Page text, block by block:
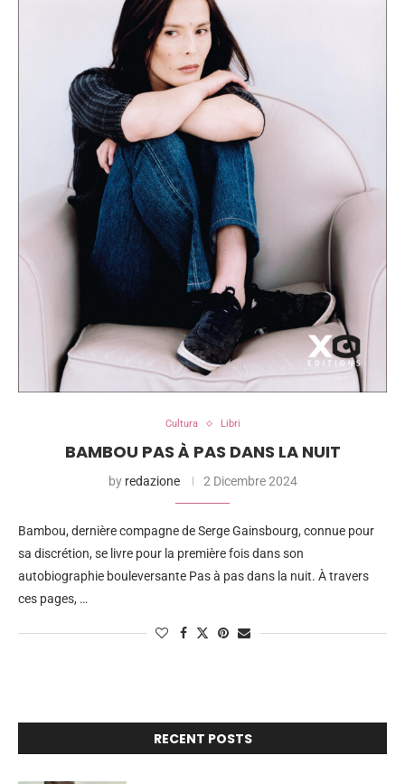
Cultura Libri
BAMBOU PAS À PAS DANS LA NUIT
by redazione 2 Dicembre 2024
Bambou, dernière compagne de Serge Gainsbourg, connue pour
sa discrétion, se livre pour la première fois dans son
autobiographie bouleversante Pas à pas dans la nuit. À travers
ces pages, …
RECENT POSTS